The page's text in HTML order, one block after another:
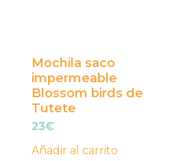
Mochila saco
impermeable
Blossom birds de
Tutete
23€
Añadir al carrito